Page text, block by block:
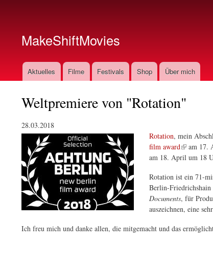
MakeShiftMovies
Sprachen
Hauptmenü
Aktuelles Filme Festivals Shop Über mich
Weltpremiere von "Rotation"
28.03.2018
Rotation, mein
(Link ist extern)
film award
(Link ist extern) am 17.
(Link ist extern)
am 18. April um 18
(Link ist extern)
Rotation ist ein 71-
(Link ist extern)
Berlin-Friedrichshain
Documents, für
auszeichnen, eine
Ich freu mich und danke allen, die mitgemacht und das